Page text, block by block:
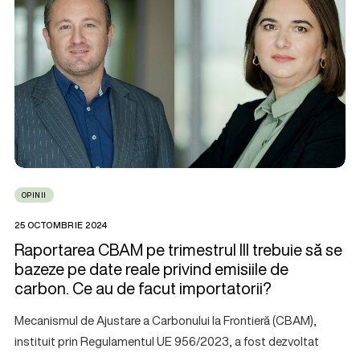
OPINII
25 OCTOMBRIE 2024
Raportarea CBAM pe trimestrul III trebuie să se
bazeze pe date reale privind emisiile de
carbon. Ce au de facut importatorii?
Mecanismul de Ajustare a Carbonului la Frontieră (CBAM),
instituit prin Regulamentul UE 956/2023, a fost dezvoltat